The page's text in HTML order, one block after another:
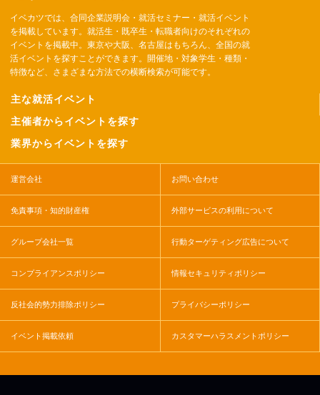
イベカツでは、合同企業説明会・就活セミナー・就活イベント
を掲載しています。就活生・既卒生・転職者向けのそれぞれの
イベントを掲載中。東京や大阪、名古屋はもちろん、全国の就
活イベントを探すことができます。開催地・対象学生・種類・
特徴など、さまざまな方法での横断検索が可能です。
主な就活イベント
主催者からイベントを探す
業界からイベントを探す
運営会社 お問い合わせ
免責事項・知的財産権 外部サービスの利用について
グループ会社一覧 行動ターゲティング広告について
コンプライアンスポリシー 情報セキュリティポリシー
反社会的勢力排除ポリシー プライバシーポリシー
イベント掲載依頼 カスタマーハラスメントポリシー